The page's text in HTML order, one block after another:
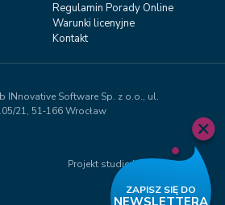
Regulamin Porady Online
Warunki licenyjne
Kontakt
Software Sp. z o.o., ul.
21, 51‑166 Wrocław
Projekt studio Visual71.com